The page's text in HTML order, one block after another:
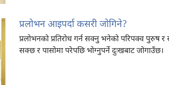
प्रलोभन आइपर्दा कसरी जोगिने?
प्रलोभनको प्रतिरोध गर्न सक्नु भनेको परिपक्व पुरुष र
सक्छ र पासोमा परेपछि भोग्नुपर्ने दुःखबाट जोगाउँछ।